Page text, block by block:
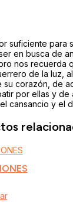
suficiente para
en busca de
nos recuerda
de la luz,
su corazón, de
por ellas y de
cansancio y el